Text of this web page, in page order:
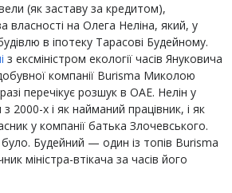
(як заставу за кредитом),
на Олега Неліна, який, у
в іпотеку Тарасові Будейному.
з ексміністром екології часів Януковича
компанії Burisma Миколою
перечікує розшук в ОАЕ. Нелін у
з 2000-х і як найманий працівник, і як
у компанії батька Злочевського.
Будейний — один із топів Burisma
міністра-втікача за часів його